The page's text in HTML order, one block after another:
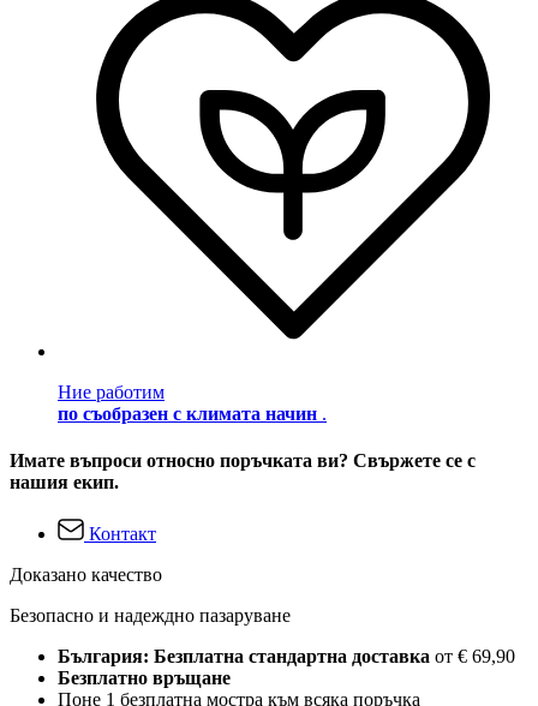
Ние работим
по съобразен с климата начин .
Имате въпроси относно поръчката ви? Свържете се с
нашия екип.
Контакт
Доказано качество
Безопасно и надеждно пазаруване
България: Безплатна стандартна доставка от € 69,90
Безплатно връщане
Поне 1 безплатна мостра към всяка поръчка